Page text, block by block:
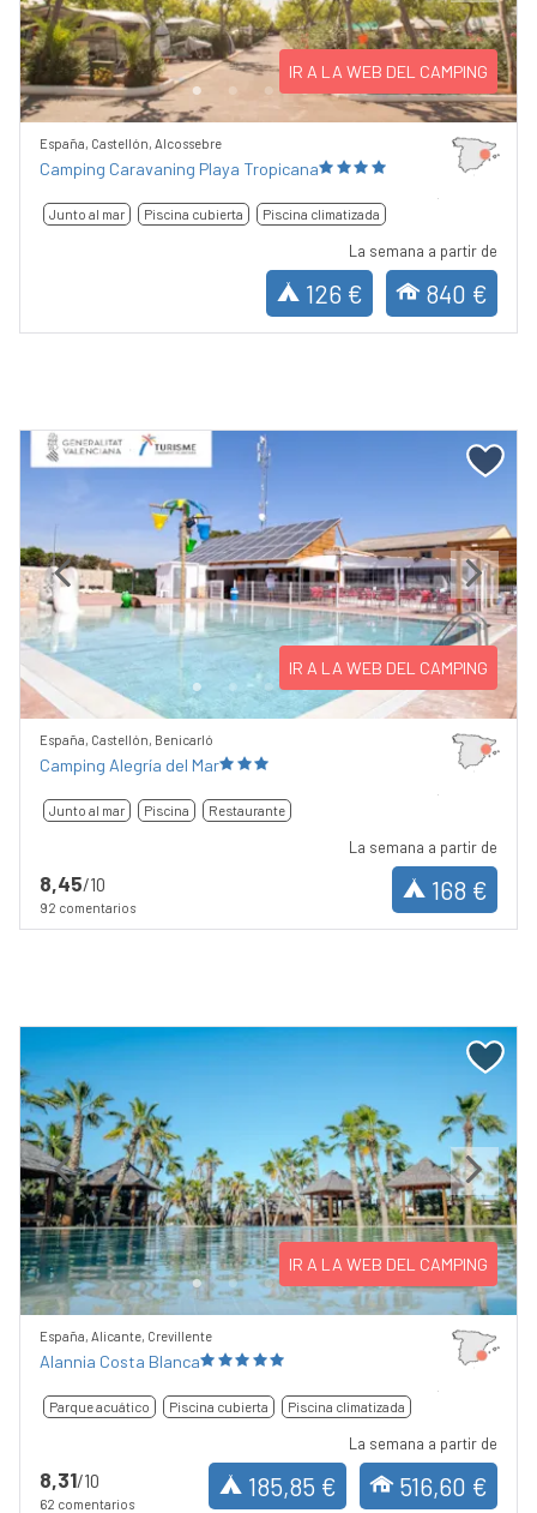
IR A LA WEB DEL CAMPING
España, Castellón, Alcossebre
Camping Caravaning Playa Tropicana
Junto al mar Piscina cubierta Piscina climatizada
La semana a partir de
126 € 840 €
Previous Next
IR A LA WEB DEL CAMPING
España, Castellón, Benicarló
Camping Alegría del Mar
Junto al mar Piscina Restaurante
8,45/10
92 comentarios
La semana a partir de
168 €
Previous Next
IR A LA WEB DEL CAMPING
España, Alicante, Crevillente
Alannia Costa Blanca
Parque acuático Piscina cubierta Piscina climatizada
8,31/10
62 comentarios
La semana a partir de
185,85 € 516,60 €